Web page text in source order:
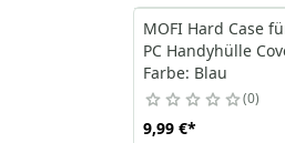
MOFI Hard Case
PC Handyhülle
Farbe: Blau
0
9,99 €*